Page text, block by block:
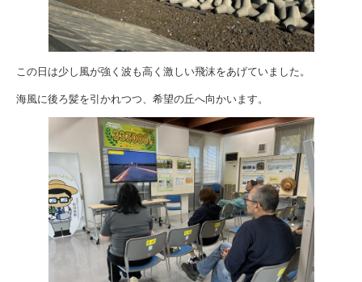
この日は少し風が強く波も高く激しい飛沫をあげていました。
海風に後ろ髪を引かれつつ、希望の丘へ向かいます。